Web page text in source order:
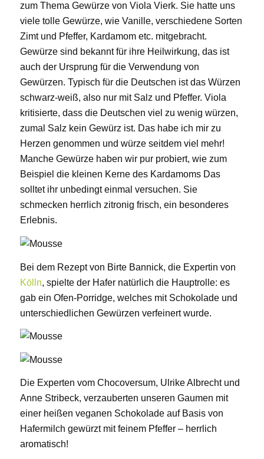
zum Thema Gewürze von Viola Vierk. Sie hatte uns
viele tolle Gewürze, wie Vanille, verschiedene Sorten
Zimt und Pfeffer, Kardamom etc. mitgebracht.
Gewürze sind bekannt für ihre Heilwirkung, das ist
auch der Ursprung für die Verwendung von
Gewürzen. Typisch für die Deutschen ist das Würzen
schwarz-weiß, also nur mit Salz und Pfeffer. Viola
kritisierte, dass die Deutschen viel zu wenig würzen,
zumal Salz kein Gewürz ist. Das habe ich mir zu
Herzen genommen und würze seitdem viel mehr!
Manche Gewürze haben wir pur probiert, wie zum
Beispiel die kleinen Kerne des Kardamoms Das
solltet ihr unbedingt einmal versuchen. Sie
schmecken herrlich zitronig frisch, ein besonderes
Erlebnis.
Bei dem Rezept von Birte Bannick, die Expertin von
Kölln, spielte der Hafer natürlich die Hauptrolle: es
gab ein Ofen-Porridge, welches mit Schokolade und
unterschiedlichen Gewürzen verfeinert wurde.
Die Experten vom Chocoversum, Ulrike Albrecht und
Anne Stribeck, verzauberten unseren Gaumen mit
einer heißen veganen Schokolade auf Basis von
Hafermilch gewürzt mit feinem Pfeffer – herrlich
aromatisch!